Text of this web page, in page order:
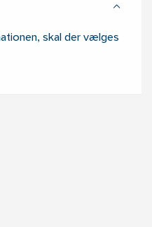
skal der vælges